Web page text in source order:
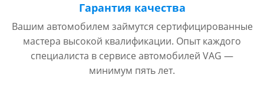
Гарантия качества
Вашим автомобилем займутся сертифицированные
мастера высокой квалификации. Опыт каждого
специалиста в сервисе автомобилей VAG —
минимум пять лет.